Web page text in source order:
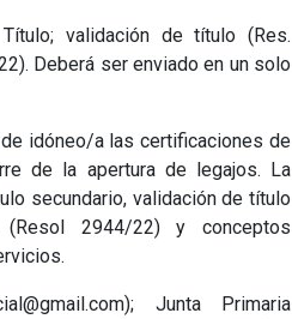
validación de título (Res.
Deberá ser enviado en un solo
idóneo/a las certificaciones de
de la apertura de legajos. La
secundario, validación de título
(Resol 2944/22) y conceptos
Junta Primaria